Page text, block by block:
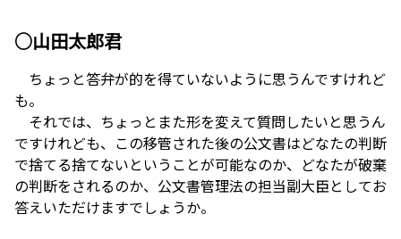
○山田太郎君
ちょっと答弁が的を得ていないように思うんですけれど
も。
それでは、ちょっとまた形を変えて質問したいと思うん
ですけれども、この移管された後の公文書はどなたの判断
で捨てる捨てないということが可能なのか、どなたが破棄
の判断をされるのか、公文書管理法の担当副大臣としてお
答えいただけますでしょうか。